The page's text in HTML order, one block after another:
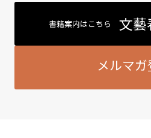
書籍案内はこちら 文藝
メルマ